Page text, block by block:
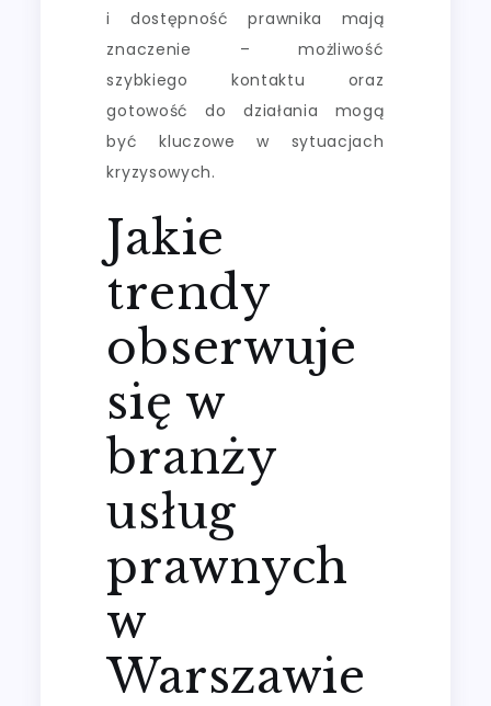
i dostępność prawnika mają
znaczenie – możliwość
szybkiego kontaktu oraz
gotowość do działania mogą
być kluczowe w sytuacjach
kryzysowych.
Jakie
trendy
obserwuje
się w
branży
usług
prawnych
w
Warszawie